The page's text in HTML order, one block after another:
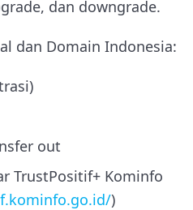
dan downgrade.
dan Domain Indonesia:
out
TrustPositif+ Kominfo
)